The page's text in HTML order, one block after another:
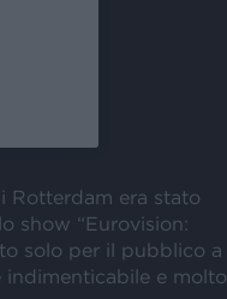
Rotterdam era stato
show “Eurovision:
solo per il pubblico a
indimenticabile e molto